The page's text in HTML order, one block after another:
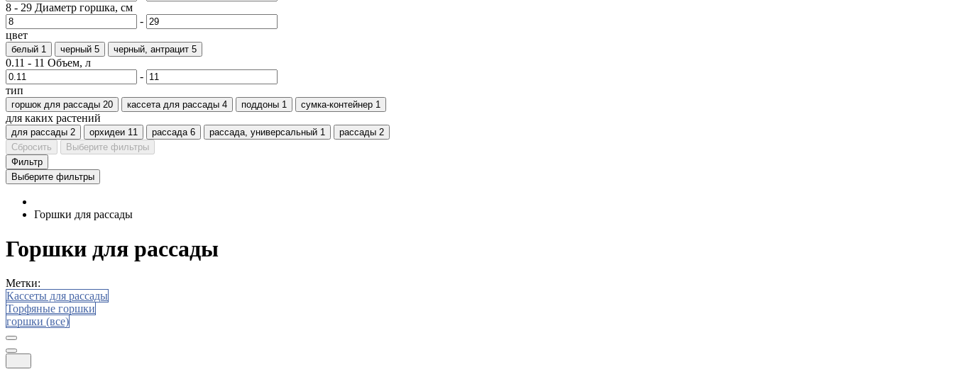
8 - 29 Диаметр горшка, см
-
цвет
белый 1 черный 5 черный, антрацит 5
0.11 - 11 Объем, л
-
тип
горшок для рассады 20 кассета для рассады 4 поддоны 1 сумка-контейнер 1
для каких растений
для рассады 2 орхидеи 11 рассада 6 рассада, универсальный 1 рассады 2
Сбросить
Выберите фильтры
Фильтр
Выберите фильтры
Горшки для рассады
Горшки для рассады
Метки:
Кассеты для рассады
Торфяные горшки
горшки (все)